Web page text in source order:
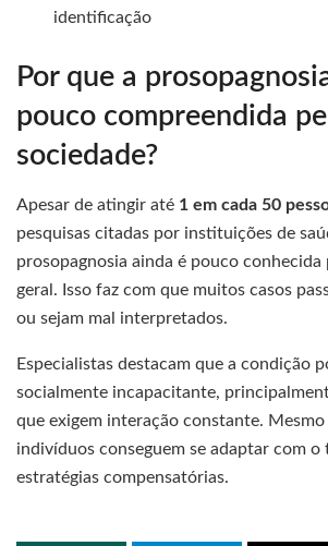
identificação
Por que a
pouco compreendida
sociedade?
Apesar de atingir até 1 em cada 50
pesquisas citadas por instituições de
prosopagnosia ainda é pouco
geral. Isso faz com que muitos casos
ou sejam mal interpretados.
Especialistas destacam que a condição
socialmente incapacitante,
que exigem interação constante.
indivíduos conseguem se adaptar com o
estratégias compensatórias.